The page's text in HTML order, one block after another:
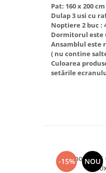
Pat: 160 x 200 cm
Dulap 3 usi cu
Noptiere 2 buc :
Dormitorul este
Ansamblul este
( nu contine
Culoarea
setările
-15% NOU
Comoda MS